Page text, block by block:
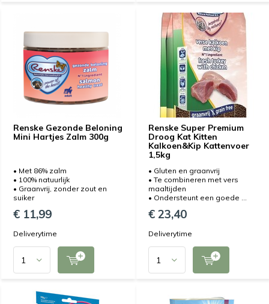
Renske Gezonde Beloning
Mini Hartjes Zalm 300g
• Met 86% zalm
• 100% natuurlijk
• Graanvrij, zonder zout en
suiker
€ 11,99
Deliverytime
Renske Super Premium
Droog Kat Kitten
Kalkoen&Kip Kattenvoer
1,5kg
• Gluten en graanvrij
• Te combineren met vers
maaltijden
• Ondersteunt een goede ...
€ 23,40
Deliverytime